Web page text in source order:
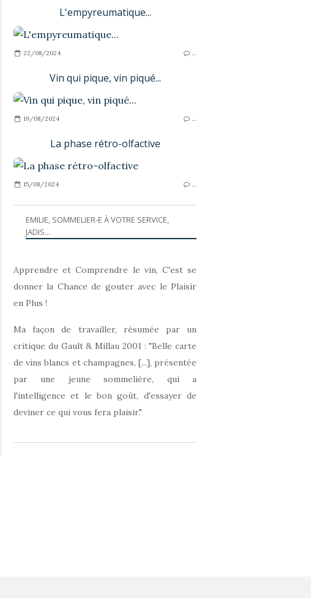
L'empyreumatique...
22/08/2024 …
Vin qui pique, vin piqué...
19/08/2024 …
La phase rétro-olfactive
15/08/2024 …
EMILIE, SOMMELIER-E À VOTRE SERVICE,
JADIS...
Apprendre et Comprendre le vin, C'est se
donner la Chance de gouter avec le Plaisir
en Plus !
Ma façon de travailler, résumée par un
critique du Gault & Millau 2001 : "Belle carte
de vins blancs et champagnes, [...], présentée
par une jeune sommelière, qui a
l'intelligence et le bon goût, d'essayer de
deviner ce qui vous fera plaisir."